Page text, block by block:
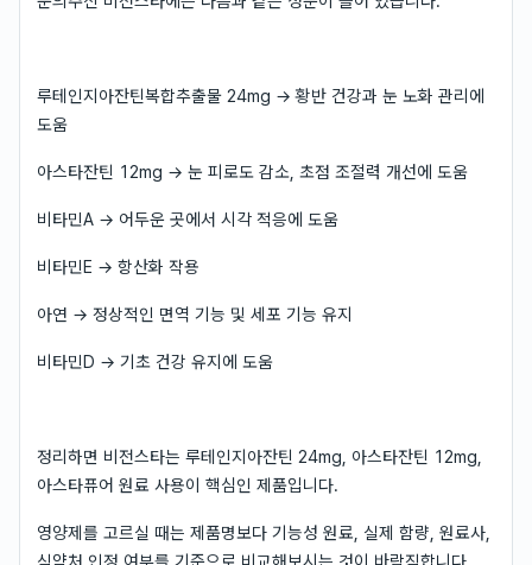
루테인지아잔틴복합추출물 24mg → 황반 건강과 눈 노화 관리에
도움
아스타잔틴 12mg → 눈 피로도 감소, 초점 조절력 개선에 도움
비타민A → 어두운 곳에서 시각 적응에 도움
비타민E → 항산화 작용
아연 → 정상적인 면역 기능 및 세포 기능 유지
비타민D → 기초 건강 유지에 도움
정리하면 비전스타는 루테인지아잔틴 24mg, 아스타잔틴 12mg,
아스타퓨어 원료 사용이 핵심인 제품입니다.
영양제를 고르실 때는 제품명보다 기능성 원료, 실제 함량, 원료사,
식약처 인정 여부를 기준으로 비교해보시는 것이 바람직합니다.